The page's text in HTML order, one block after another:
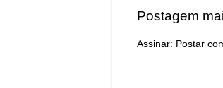
Postagem
Assinar: Postar